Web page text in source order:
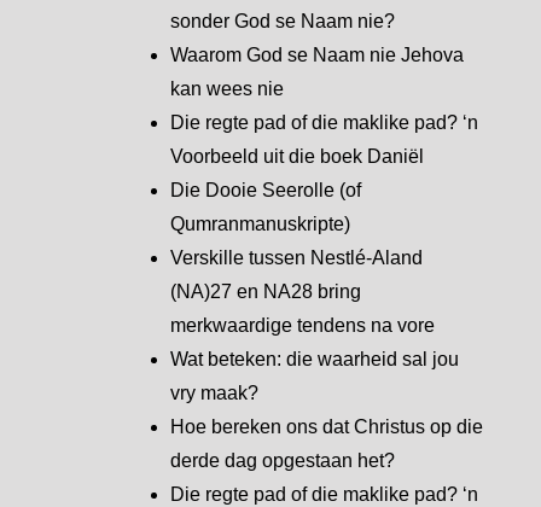
sonder God se Naam nie?
Waarom God se Naam nie Jehova
kan wees nie
Die regte pad of die maklike pad? ‘n
Voorbeeld uit die boek Daniël
Die Dooie Seerolle (of
Qumranmanuskripte)
Verskille tussen Nestlé-Aland
(NA)27 en NA28 bring
merkwaardige tendens na vore
Wat beteken: die waarheid sal jou
vry maak?
Hoe bereken ons dat Christus op die
derde dag opgestaan het?
Die regte pad of die maklike pad? ‘n